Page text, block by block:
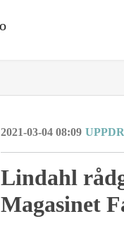
2021-03-04 08:09
​Lindahl
Magasinet